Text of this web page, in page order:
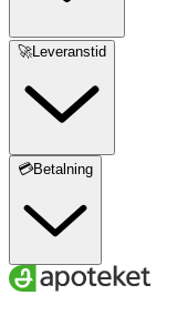
🚀Leveranstid
💳Betalning